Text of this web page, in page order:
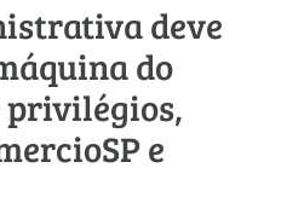
deve
do
privilégios,
e